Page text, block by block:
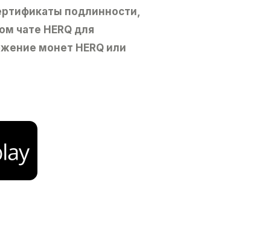
подлинности,
чате HERQ для
монет HERQ или